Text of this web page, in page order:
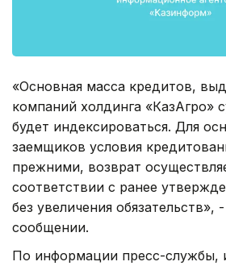
«Основная масса кредитов,
компаний холдинга «КазАгро»
будет индексироваться. Для
заемщиков условия
прежними, возврат
соответствии с ранее
без увеличения обязательств»,
сообщении.
По информации пресс-службы,